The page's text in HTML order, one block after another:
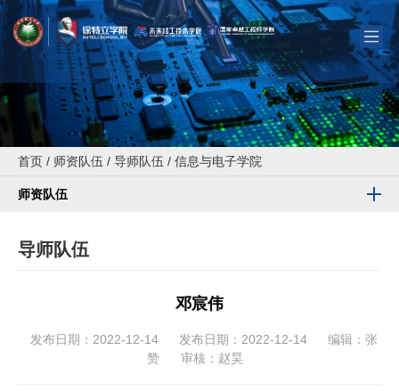
首页 / 师资队伍 / 导师队伍 / 信息与电子学院
师资队伍
导师队伍
邓宸伟
发布日期：2022-12-14 发布日期：2022-12-14
编辑：张
赞
审核：赵昊